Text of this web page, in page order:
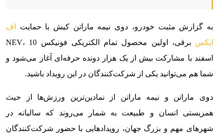
به گزارش مثبت خودرو، دوی نیمه ماراتن کیش با حمایت
اف
ایکس
برقی، اولین محصول تمام الکتریکی فونیکس NEV، 10
اسفند با مشارکت بیش از یک هزار دونده حرفه‌ای آغاز می‌شود و
شما هم می‌توانید یکی از شرکت‌کنندگان در این رویداد باشید.
دوی ماراتن و نیمه ماراتن از نمادین‌ترین ورزش‌ها از حیث
همزیستی انسان و طبیعت به شمار می‌روند که سالیانه در
شهرهای مهم و بزرگ جهان، رویدادهایی با حضور شرکت‌کنندگان